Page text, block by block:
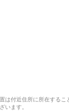
は付近住所に所在するこ
います。